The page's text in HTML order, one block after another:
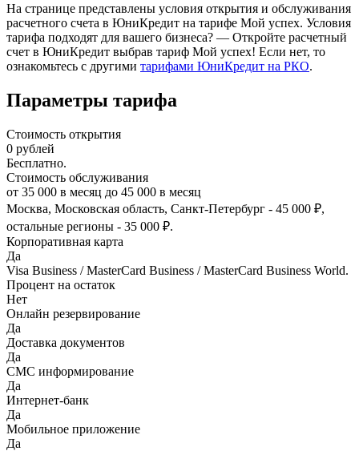
На странице представлены условия открытия и обслуживания
расчетного счета в ЮниКредит на тарифе Мой успех. Условия
тарифа подходят для вашего бизнеса? — Откройте расчетный
счет в ЮниКредит выбрав тариф Мой успех! Если нет, то
ознакомьтесь с другими тарифами ЮниКредит на РКО.
Параметры тарифа
Стоимость открытия
0 рублей
Бесплатно.
Стоимость обслуживания
от 35 000 в месяц до 45 000 в месяц
Москва, Московская область, Санкт-Петербург - 45 000 ₽,
остальные регионы - 35 000 ₽.
Корпоративная карта
Да
Visa Business / MasterCard Business / MasterCard Business World.
Процент на остаток
Нет
Онлайн резервирование
Да
Доставка документов
Да
СМС информирование
Да
Интернет-банк
Да
Мобильное приложение
Да